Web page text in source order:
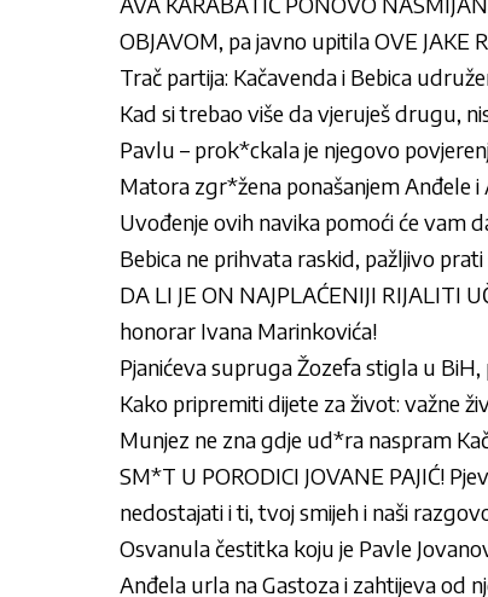
OBJAVOM, pa javno upitila OVE JAKE
Trač partija: Kačavenda i Bebica
Kad si trebao više da vjeruješ drugu,
Pavlu – prok*ckala je njegovo
Matora zgr*žena ponašanjem Anđele
Uvođenje ovih navika pomoći će vam
Bebica ne prihvata raskid, pažljivo
DA LI JE ON NAJPLAĆENIJI RIJALITI
honorar Ivana Marinkovića!
Pjanićeva supruga Žozefa stigla u BiH,
Kako pripremiti dijete za život: važne
Munjez ne zna gdje ud*ra naspram
SM*T U PORODICI JOVANE PAJIĆ!
nedostajati i ti, tvoj smijeh i naši
Osvanula čestitka koju je Pavle
Anđela urla na Gastoza i zahtijeva od